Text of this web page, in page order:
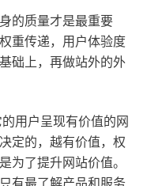
的质量才是最重要
重传递，用户体验度
础上，再做站外的外
用户呈现有价值的网
定的，越有价值，权
为了提升网站价值。
有最了解产品和服务